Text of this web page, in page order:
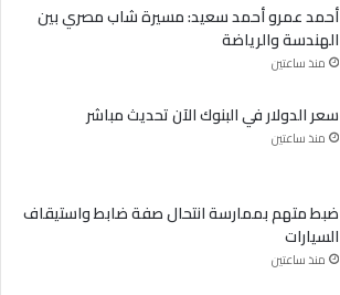
أحمد عمرو أحمد سعيد: مسيرة شاب مصري بين
الهندسة والرياضة
منذ ساعتين
سعر الدولار في البنوك الآن تحديث مباشر
منذ ساعتين
ضبط متهم بممارسة انتحال صفة ضابط واستيقاف
السيارات
منذ ساعتين